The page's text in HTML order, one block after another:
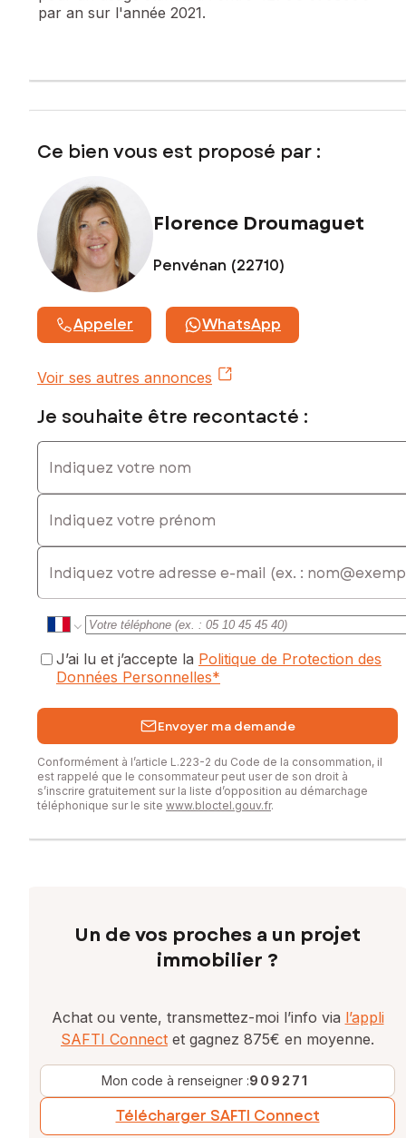
par an sur l'année 2021.
Ce bien vous est proposé par :
Florence Droumaguet
Penvénan (22710)
Appeler WhatsApp
Voir ses autres annonces
Je souhaite être recontacté :
Indiquez votre nom
Indiquez votre prénom
E-mail
J’ai lu et j’accepte la Politique de Protection des
Données Personnelles*
Envoyer ma demande
Conformément à l’article L.223-2 du Code de la consommation, il
est rappelé que le consommateur peut user de son droit à
s’inscrire gratuitement sur la liste d’opposition au démarchage
téléphonique sur le site www.bloctel.gouv.fr.
Un de vos proches a un projet
immobilier ?
Achat ou vente, transmettez-moi l’info via l’appli
SAFTI Connect et gagnez 875€ en moyenne.
Mon code à renseigner :909271
Télécharger SAFTI Connect